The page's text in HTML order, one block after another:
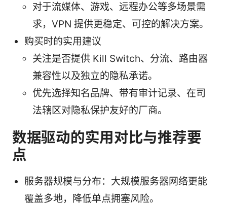
对于流媒体、游戏、远程办公等多场景需
求，VPN 提供更稳定、可控的解决方案。
购买时的实用建议
关注是否提供 Kill Switch、分流、路由器
兼容性以及独立的隐私承诺。
优先选择知名品牌、带有审计记录、在司
法辖区对隐私保护友好的厂商。
数据驱动的实用对比与推荐要
点
服务器规模与分布：大规模服务器网络更能
覆盖多地，降低单点拥塞风险。